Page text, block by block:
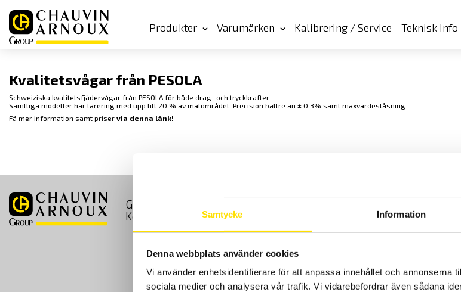
Samtycke Information
Denna webbplats använder cookies
Vi använder enhetsidentifierare för att anpassa innehållet och annonserna
sociala medier och analysera vår trafik. Vi vidarebefordrar även sådana
Produkter Varumärken Kalibrering / Service Teknisk Info
Kvalitetsvågar från PESOLA
Schweiziska kvalitetsfjädervågar från PESOLA för både drag- och tryckkrafter.
Samtliga modeller har tarering med upp till 20 % av mätområdet. Precision bättre än ± 0,3% samt maxvärdeslåsning.
Få mer information samt priser via denna länk!
GDPR
Kontakt
Sjöflygvägen 35
183 62 Täby